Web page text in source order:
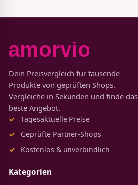
Dein Preisvergleich für tausende
Produkte von geprüften Shops.
Vergleiche in Sekunden und finde das
beste Angebot.
Tagesaktuelle Preise
Geprüfte Partner-Shops
Kostenlos & unverbindlich
Kategorien